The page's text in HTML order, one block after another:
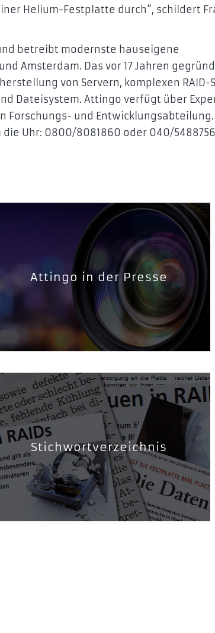
Helium-Festplatte durch“, schildert
betreibt modernste hauseigene
Amsterdam. Das vor 17 Jahren
von Servern, komplexen RAID-
Dateisystem. Attingo verfügt über
und
Uhr: 0800/8081860 oder 040/
Attingo in der Presse
Stichwortverzeichnis